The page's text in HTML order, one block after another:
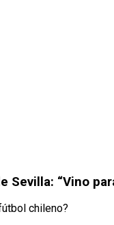
Sevilla: “Vino
chileno?